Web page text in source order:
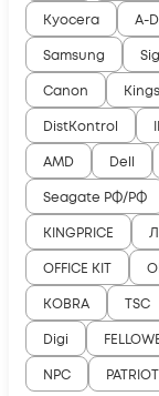
Kyocera
A-
Samsung
Canon
DistKontrol
AMD
Dell
Seagate РФ/РФ
KINGPRICE
OFFICE KIT
KOBRA
TSC
Digi
NPC